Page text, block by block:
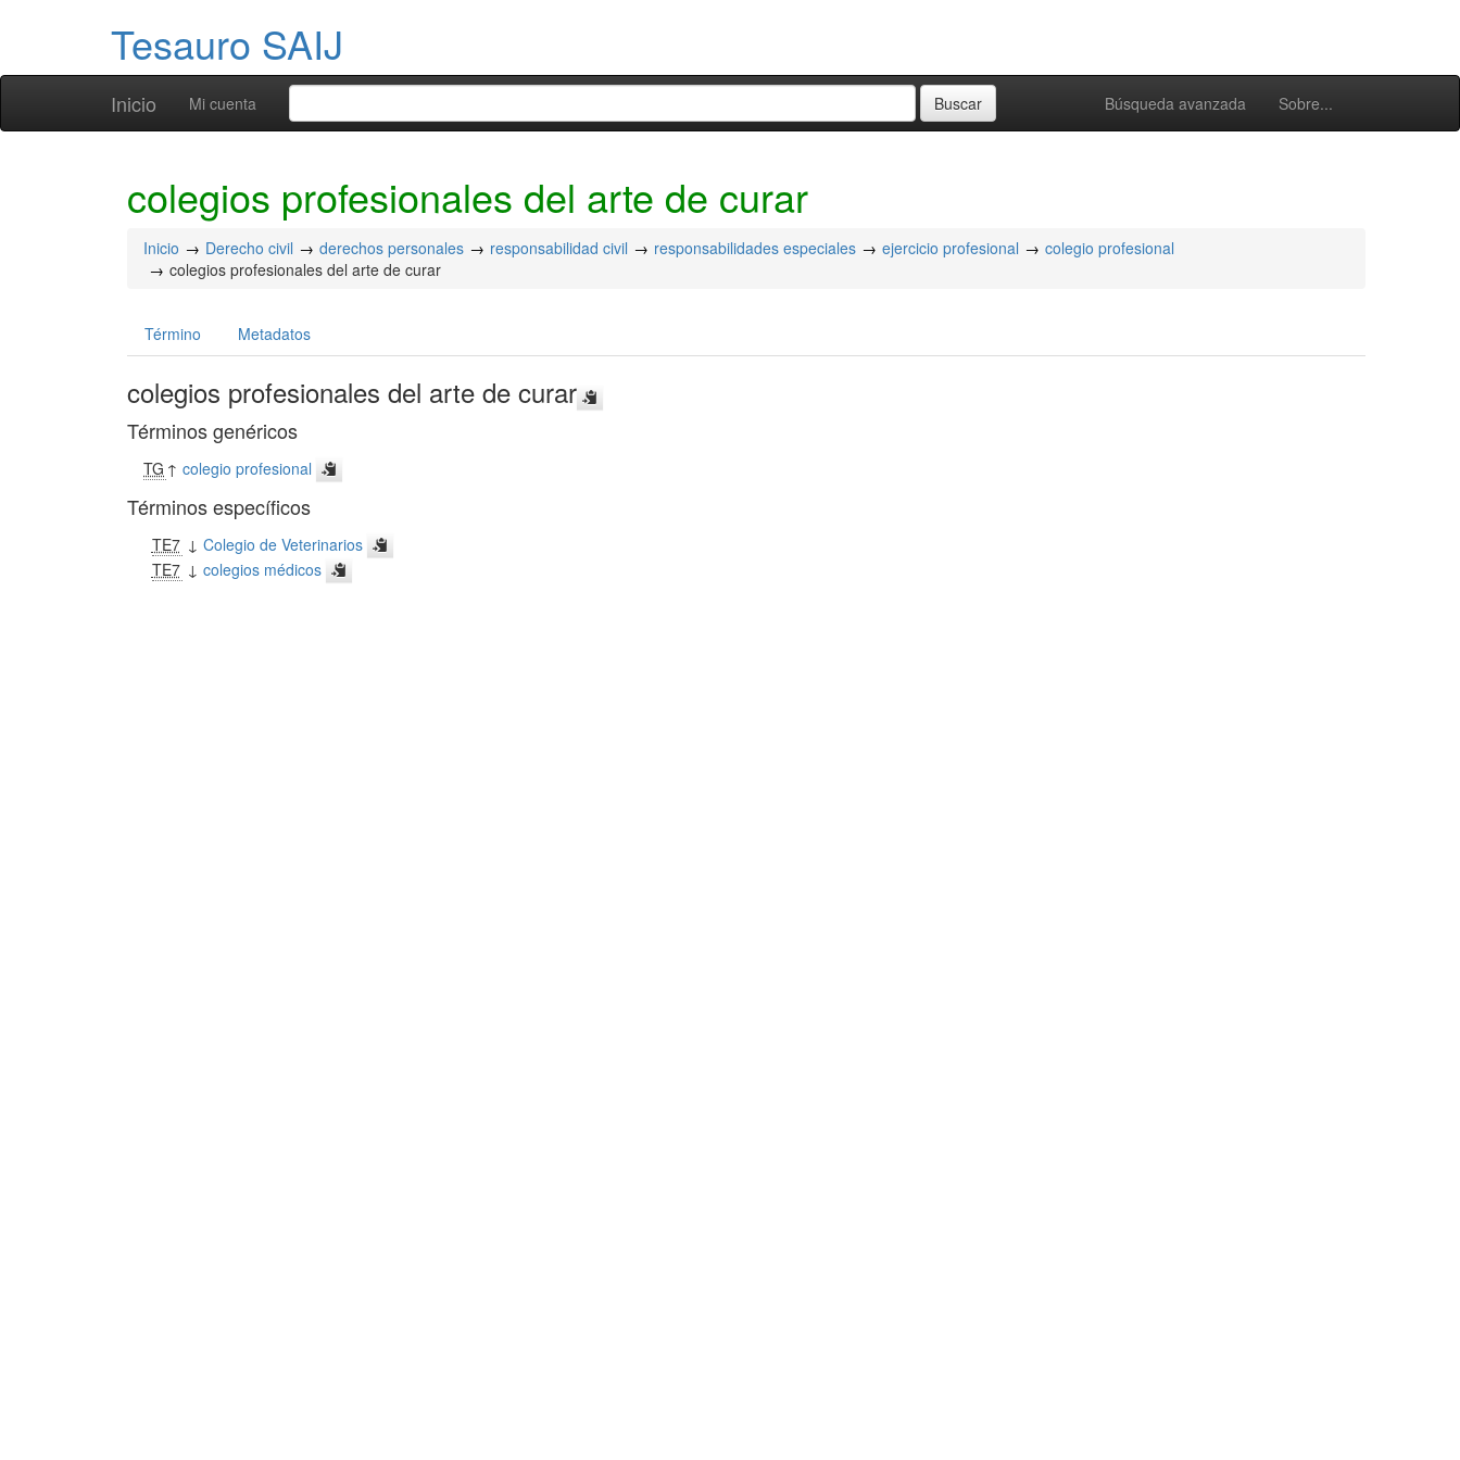
Tesauro SAIJ
Inicio Búsqueda avanzada Sobre...
Mi cuenta
colegios profesionales del arte de curar
Inicio Derecho civil derechos personales responsabilidad civil responsabilidades especiales ejercicio profesional
colegio profesional
colegios profesionales del arte de curar
Término Metadatos
colegios profesionales del arte de curar
Términos genéricos
TG ↑colegio profesional
Términos específicos
TE7 ↓ Colegio de Veterinarios
TE7 ↓ colegios médicos